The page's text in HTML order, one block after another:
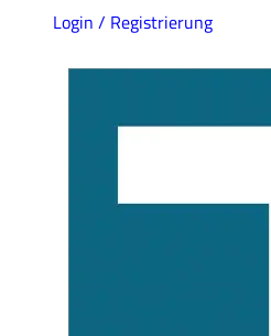
Login / Registrierung